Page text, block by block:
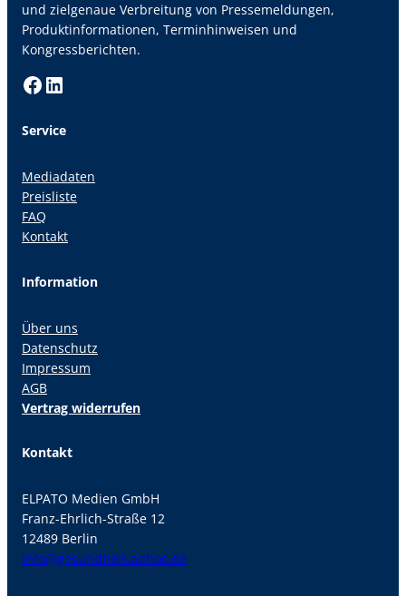
und zielgenaue Verbreitung von Pressemeldungen,
Produktinformationen, Terminhinweisen und
Kongressberichten.
Facebook LinkedIn
Service
Mediadaten
Preisliste
FAQ
Kontakt
Information
Über uns
Datenschutz
Impressum
AGB
Vertrag widerrufen
Kontakt
ELPATO Medien GmbH
Franz-Ehrlich-Straße 12
12489 Berlin
info@gesundheit-adhoc.de